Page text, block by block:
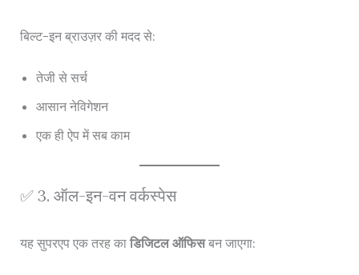
बिल्ट-इन ब्राउज़र की मदद से:
तेजी से सर्च
आसान नेविगेशन
एक ही ऐप में सब काम
✅ 3. ऑल-इन-वन वर्कस्पेस
यह सुपरएप एक तरह का डिजिटल ऑफिसबन जाएगा: